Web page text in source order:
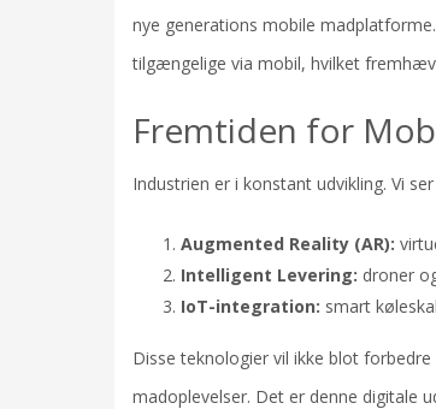
nye generations mobile madplatforme.
tilgængelige via mobil, hvilket
Fremtiden for
Industrien er i konstant udvikling. Vi
Augmented Reality (AR):
Intelligent Levering: droner
IoT-integration: smart
Disse teknologier vil ikke blot
madoplevelser. Det er denne digitale